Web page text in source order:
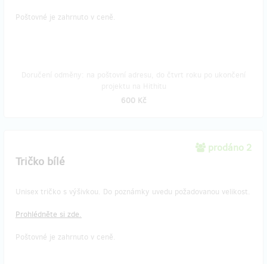
Poštovné je zahrnuto v ceně.
600 Kč
prodáno 2
Tričko bílé
Unisex tričko s výšivkou. Do poznámky uvedu požadovanou velikost.
Prohlédněte si zde.
Poštovné je zahrnuto v ceně.